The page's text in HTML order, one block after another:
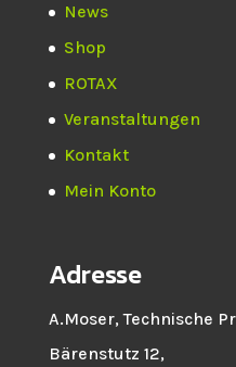
News
Shop
ROTAX
Veranstaltungen
Kontakt
Mein Konto
Adresse
A.Moser, Technische
Bärenstutz 12,